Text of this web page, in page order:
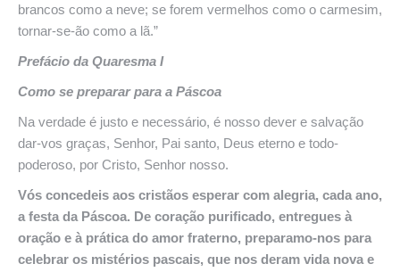
brancos como a neve; se forem vermelhos como o carmesim,
tornar-se-ão como a lã.”
Prefácio da Quaresma I
Como se preparar para a Páscoa
Na verdade é justo e necessário, é nosso dever e salvação
dar-vos graças, Senhor, Pai santo, Deus eterno e todo-
poderoso, por Cristo, Senhor nosso.
Vós concedeis aos cristãos esperar com alegria, cada ano,
a festa da Páscoa. De coração purificado, entregues à
oração e à prática do amor fraterno, preparamo-nos para
celebrar os mistérios pascais, que nos deram vida nova e